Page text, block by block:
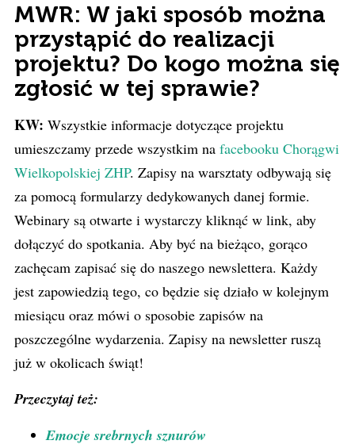
MWR: W jaki sposób można
przystąpić do realizacji
projektu? Do kogo można się
zgłosić w tej sprawie?
KW: Wszystkie informacje dotyczące projektu
umieszczamy przede wszystkim na facebooku Chorągwi
Wielkopolskiej ZHP. Zapisy na warsztaty odbywają się
za pomocą formularzy dedykowanych danej formie.
Webinary są otwarte i wystarczy kliknąć w link, aby
dołączyć do spotkania. Aby być na bieżąco, gorąco
zachęcam zapisać się do naszego newslettera. Każdy
jest zapowiedzią tego, co będzie się działo w kolejnym
miesiącu oraz mówi o sposobie zapisów na
poszczególne wydarzenia. Zapisy na newsletter ruszą
już w okolicach świąt!
Przeczytaj też:
Emocje srebrnych sznurów